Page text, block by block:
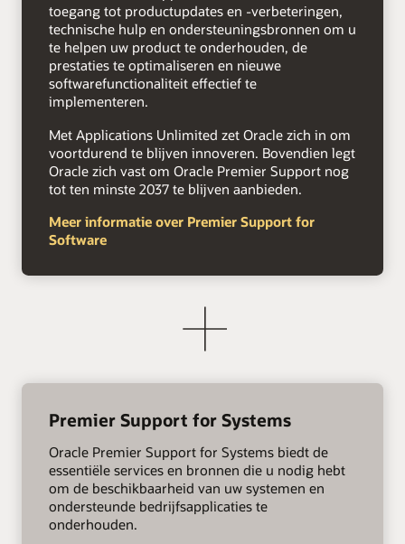
toegang tot productupdates en -verbeteringen,
technische hulp en ondersteuningsbronnen om u
te helpen uw product te onderhouden, de
prestaties te optimaliseren en nieuwe
softwarefunctionaliteit effectief te
implementeren.
Met Applications Unlimited zet Oracle zich in om
voortdurend te blijven innoveren. Bovendien legt
Oracle zich vast om Oracle Premier Support nog
tot ten minste 2037 te blijven aanbieden.
Meer informatie over Premier Support for
Software
Premier Support for Systems
Oracle Premier Support for Systems biedt de
essentiële services en bronnen die u nodig hebt
om de beschikbaarheid van uw systemen en
ondersteunde bedrijfsapplicaties te
onderhouden.